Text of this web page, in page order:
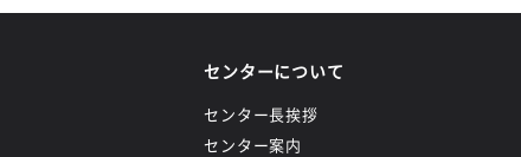
センターについて
センター長挨拶
センター案内